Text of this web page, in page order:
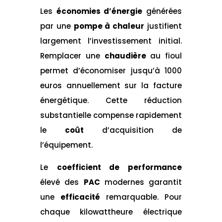
Les économies d’énergie générées
par une pompe à chaleur justifient
largement l’investissement initial.
Remplacer une chaudièreau fioul
permet d’économiser jusqu’à 1000
euros annuellement sur la facture
énergétique. Cette réduction
substantielle compense rapidement
le coût d’acquisition de
l’équipement.
Le coefficient de performance
élevé des PAC modernes garantit
une efficacité remarquable. Pour
chaque kilowattheure électrique